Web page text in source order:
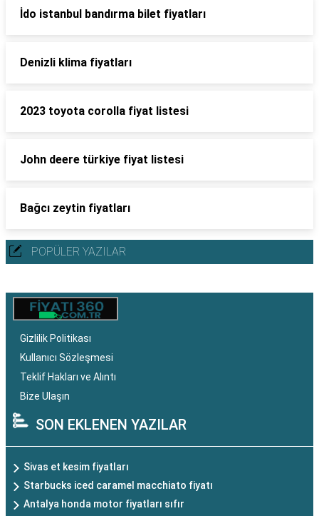
İdo istanbul bandırma bilet fiyatları
Denizli klima fiyatları
2023 toyota corolla fiyat listesi
John deere türkiye fiyat listesi
Bağcı zeytin fiyatları
POPÜLER YAZILAR
Gizlilik Politikası
Kullanıcı Sözleşmesi
Teklif Hakları ve Alıntı
Bize Ulaşın
SON EKLENEN YAZILAR
Sivas et kesim fiyatları
Starbucks iced caramel macchiato fiyatı
Antalya honda motor fiyatları sıfır